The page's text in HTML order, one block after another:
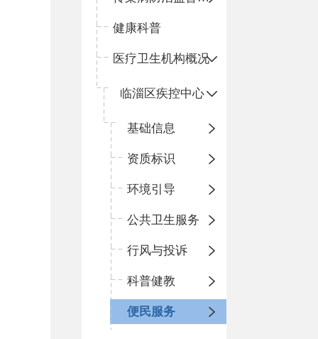
健康科普
医疗卫生机构概况
临淄区疾控中心
基础信息
资质标识
环境引导
公共卫生服务
行风与投诉
科普健教
便民服务